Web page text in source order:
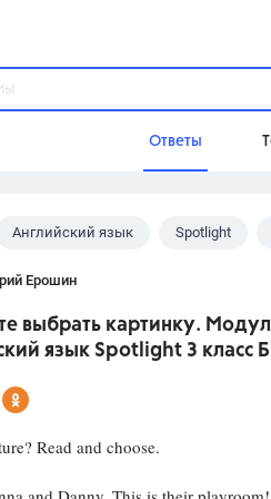
Ответы
Английский язык Spotlight
Ерошин
выбрать картинку.
язык Spotlight 3 класс
Read and choose.